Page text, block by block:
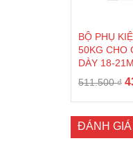
BỘ PHỤ
50KG CHO
DÀY 18-
511.500₫
ĐÁNH